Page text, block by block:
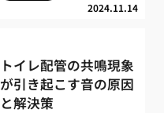
2024.11.14
トイレ配管の共鳴現象
が引き起こす音の原因
と解決策